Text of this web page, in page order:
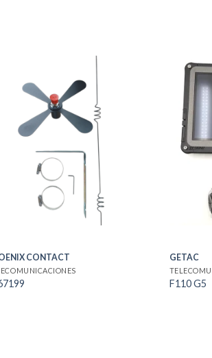
CONTACT GETAC
F110 G5